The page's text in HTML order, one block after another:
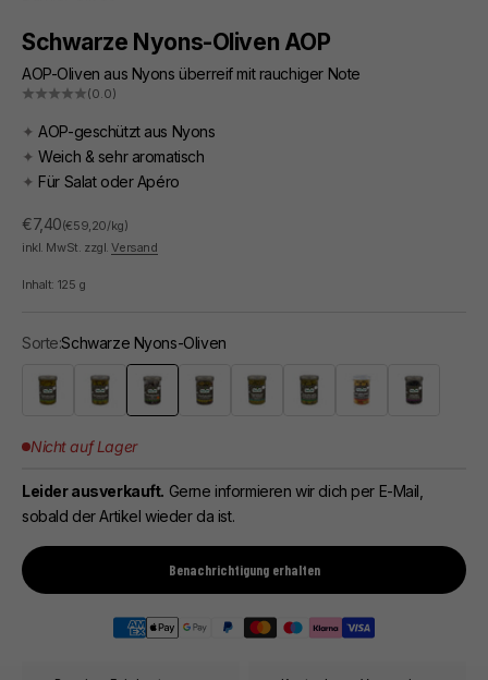
Schwarze Nyons-Oliven AOP
AOP-Oliven aus Nyons überreif mit rauchiger Note
(0.0)
✦ AOP-geschützt aus Nyons
✦ Weich & sehr aromatisch
✦ Für Salat oder Apéro
Angebot
€7,40(€59,20/kg)
inkl. MwSt. zzgl.Versand
Inhalt: 125 g
Sorte:Schwarze Nyons-Oliven
Grüne Lucques-Oliven
Grüne Picholine-Oliven
Schwarze Nyons-Oliven
Olivenmischung „Apéritif“
Grüne Oliven mit Anchovis
Geknackte grüne Oliven
Grüne Oliven mit
Schwarze
Nicht auf Lager
Leider ausverkauft. Gerne informieren wir dich per E-Mail,
sobald der Artikel wieder da ist.
Benachrichtigung erhalten